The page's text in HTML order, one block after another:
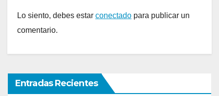
Lo siento, debes estar conectado para publicar un
comentario.
Entradas Recientes